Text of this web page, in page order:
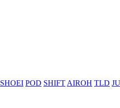
SHOEI POD SHIFT AIROH TLD